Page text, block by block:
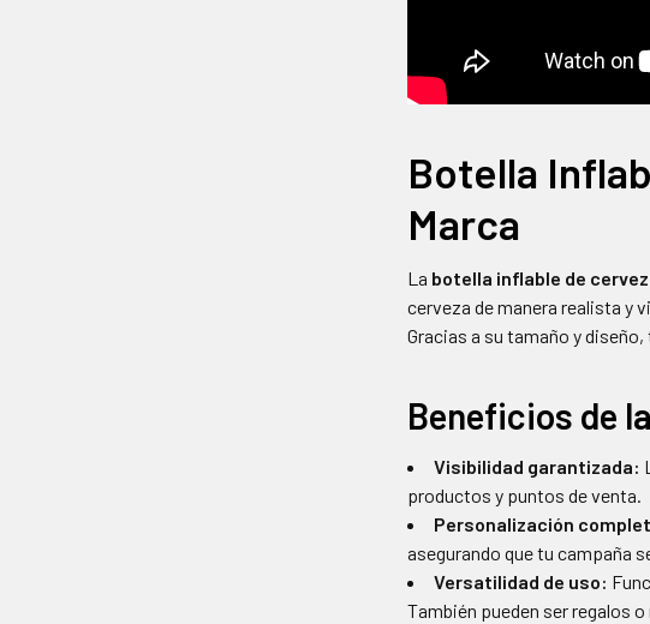
Botella
Marca
La botella inflable de
cerveza de manera realista y
Gracias a su tamaño y
Beneficios de
Visibilidad garantizada:
productos y puntos de venta.
Personalización
asegurando que tu campaña
Versatilidad de uso:
También pueden ser regalos